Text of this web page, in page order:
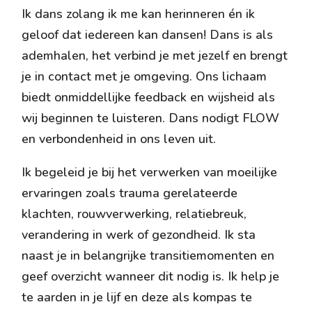
Ik dans zolang ik me kan herinneren én ik
geloof dat iedereen kan dansen! Dans is als
ademhalen, het verbind je met jezelf en brengt
je in contact met je omgeving. Ons lichaam
biedt onmiddellijke feedback en wijsheid als
wij beginnen te luisteren. Dans nodigt FLOW
en verbondenheid in ons leven uit.
Ik begeleid je bij het verwerken van moeilijke
ervaringen zoals trauma gerelateerde
klachten, rouwverwerking, relatiebreuk,
verandering in werk of gezondheid. Ik sta
naast je in belangrijke transitiemomenten en
geef overzicht wanneer dit nodig is. Ik help je
te aarden in je lijf en deze als kompas te